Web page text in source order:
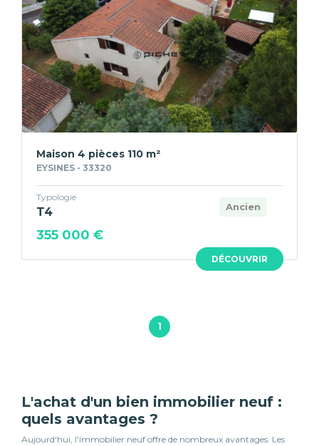
DÉCOUVRIR
Maison 4 pièces 110 m²
EYSINES - 33320
Ancien
Typologie
T4
355 000 €
1
L'achat d'un bien immobilier neuf :
quels avantages ?
Aujourd'hui, l'immobilier neuf offre de nombreux avantages. Les